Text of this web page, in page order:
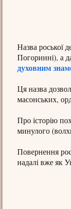
Назва роської
Погоринні), а
духовним
Ця назва
масонських,
Про історію
минулого
Повернення
надалі вже як